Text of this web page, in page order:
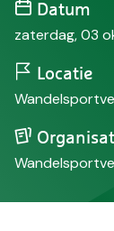
Datum
zaterdag, 03
Locatie